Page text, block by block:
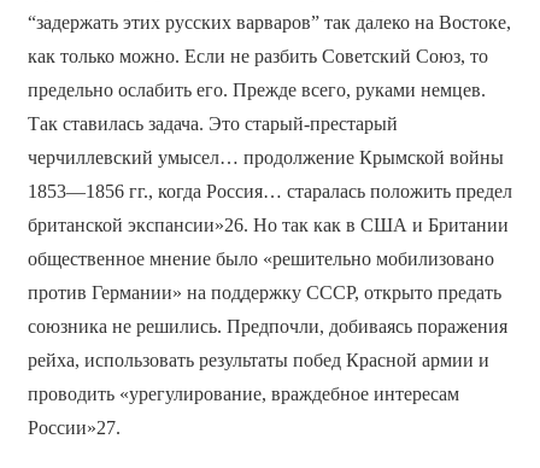
“задержать этих русских варваров” так далеко на Востоке,
как только можно. Если не разбить Советский Союз, то
предельно ослабить его. Прежде всего, руками немцев.
Так ставилась задача. Это старый-престарый
черчиллевский умысел… продолжение Крымской войны
1853—1856 гг., когда Россия… старалась положить предел
британской экспансии»26. Но так как в США и Британии
общественное мнение было «решительно мобилизовано
против Германии» на поддержку СССР, открыто предать
союзника не решились. Предпочли, добиваясь поражения
рейха, использовать результаты побед Красной армии и
проводить «урегулирование, враждебное интересам
России»27.